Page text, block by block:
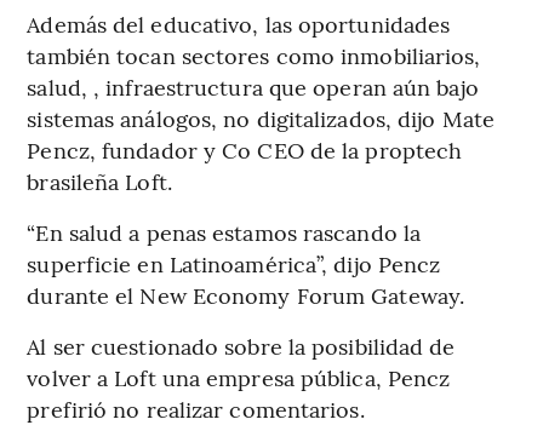
Además del educativo, las oportunidades
también tocan sectores como inmobiliarios,
salud, , infraestructura que operan aún bajo
sistemas análogos, no digitalizados, dijo Mate
Pencz, fundador y Co CEO de la proptech
brasileña Loft.
“En salud a penas estamos rascando la
superficie en Latinoamérica”, dijo Pencz
durante el New Economy Forum Gateway.
Al ser cuestionado sobre la posibilidad de
volver a Loft una empresa pública, Pencz
prefirió no realizar comentarios.